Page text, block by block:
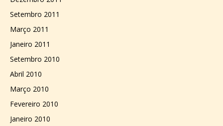
Setembro 2011
Março 2011
Janeiro 2011
Setembro 2010
Abril 2010
Março 2010
Fevereiro 2010
Janeiro 2010